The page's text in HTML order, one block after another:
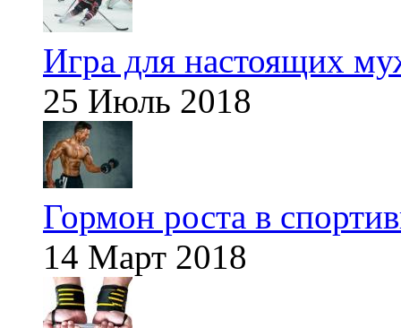
Игра для настоящих
25 Июль 2018
Гормон роста в
14 Март 2018